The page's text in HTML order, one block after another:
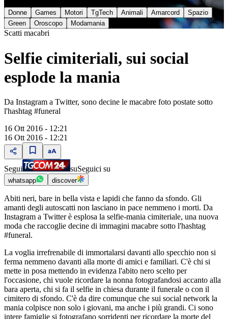
Donne Games Motori TgTech Animali Amarcord
Spazio
Green
Oroscopo Modamania
Scatti macabri
Selfie cimiteriali, sui social
esplode la mania
Da Instagram a Twitter, sono decine le macabre foto postate sotto
l'hashtag #funeral
16 Ott 2016 - 12:21
16 Ott 2016 - 12:21
Segui suSeguici su
whatsapp discover
Abiti neri, bare in bella vista e lapidi che fanno da sfondo. Gli
amanti degli autoscatti non lasciano in pace nemmeno i morti. Da
Instagram a Twitter è esplosa la selfie-mania cimiteriale, una nuova
moda che raccoglie decine di immagini macabre sotto l'hashtag
#funeral.
La voglia irrefrenabile di immortalarsi davanti allo specchio non si
ferma nemmeno davanti alla morte di amici e familiari. C'è chi si
mette in posa mettendo in evidenza l'abito nero scelto per
l'occasione, chi vuole ricordare la nonna fotografandosi accanto alla
bara aperta, chi si fa il selfie in chiesa durante il funerale o con il
cimitero di sfondo. C'è da dire comunque che sui social network la
mania colpisce non solo i giovani, ma anche i più grandi. Ci sono
intere famiglie si fotografano sorridenti per ricordare la morte del